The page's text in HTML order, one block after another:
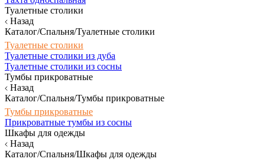
Туалетные столики
Назад
Каталог/Спальня/Туалетные столики
Туалетные столики
Туалетные столики из дуба
Туалетные столики из сосны
Тумбы прикроватные
Назад
Каталог/Спальня/Тумбы прикроватные
Тумбы прикроватные
Прикроватные тумбы из сосны
Шкафы для одежды
Назад
Каталог/Спальня/Шкафы для одежды